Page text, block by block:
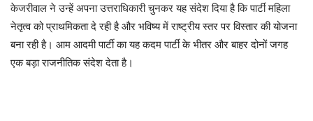
केजरीवाल ने उन्हें अपना उत्तराधिकारी चुनकर यह संदेश दिया है कि पार्टी महिला
नेतृत्व को प्राथमिकता दे रही है और भविष्य में राष्ट्रीय स्तर पर विस्तार की योजना
बना रही है। आम आदमी पार्टी का यह कदम पार्टी के भीतर और बाहर दोनों जगह
एक बड़ा राजनीतिक संदेश देता है।